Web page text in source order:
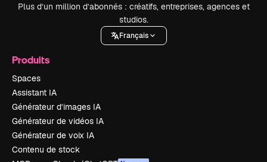
Plus d’un million d’abonnés : créatifs, entreprises, agences et
studios.
Français
Produits
Spaces
Assistant IA
Générateur d’images IA
Générateur de vidéos IA
Générateur de voix IA
Contenu de stock